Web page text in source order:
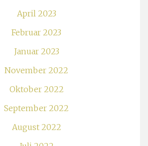
April 2023
Februar 2023
Januar 2023
November 2022
Oktober 2022
September 2022
August 2022